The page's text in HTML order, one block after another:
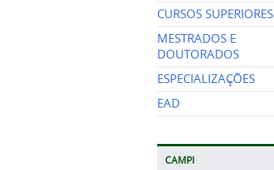
CURSOS SUPERIORES
MESTRADOS E
DOUTORADOS
ESPECIALIZAÇÕES
EAD
CAMPI